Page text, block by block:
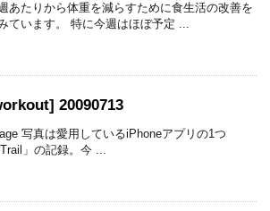
あたりから体重を減らすために食生活の改善を
ています。 特に今週はほぼ予定 ...
20090713
写真は愛用しているiPhoneアプリの1つ
iTrail」の記録。今 ...